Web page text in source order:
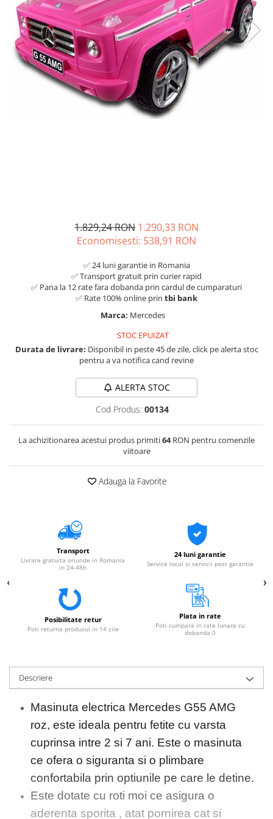
1.829,24 RON 1.290,33 RON
Economisesti: 538,91 RON
✅ 24 luni garantie in Romania
✅ Transport gratuit prin curier rapid
✅ Pana la 12 rate fara dobanda prin cardul de cumparaturi
✅ Rate 100% online prin tbi bank
Marca: Mercedes
STOC EPUIZAT
Durata de livrare: Disponibil in peste 45 de zile, click pe alerta stoc
pentru a va notifica cand revine
ALERTA STOC
Cod Produs: 00134
La achizitionarea acestui produs primiti64RON pentru comenzile
viitoare
Adauga la Favorite
Transport
Livrare gratuita oriunde in Romania
in 24-48h
24 luni garantie
Service local si servicii post garantie
Posibilitate retur
Poti returna produsul in 14 zile
Plata in rate
Poti cumpara in rate lunare cu
dobanda 0
Descriere
Masinuta electrica Mercedes G55 AMG
roz, este ideala pentru fetite cu varsta
cuprinsa intre 2 si 7 ani. Este o masinuta
ce ofera o siguranta si o plimbare
confortabila prin optiunile pe care le detine.
Este dotate cu roti moi ce asigura o
aderenta sporita , atat pornirea cat si